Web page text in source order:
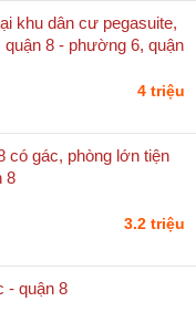
khu dân cư pegasuite,
8 - phường 6, quận
4 triệu
có gác, phòng lớn tiện
8
3.2 triệu
- quận 8